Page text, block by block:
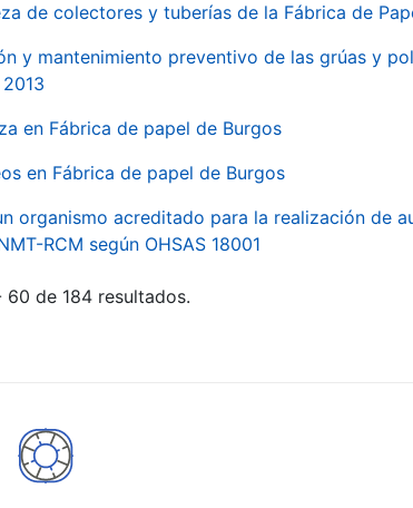
de colectores y tuberías de la Fábrica de
y mantenimiento preventivo de las grúas y
en Fábrica de papel de Burgos
en Fábrica de papel de Burgos
organismo acreditado para la realización de
RCM según OHSAS 18001
de 184 resultados.